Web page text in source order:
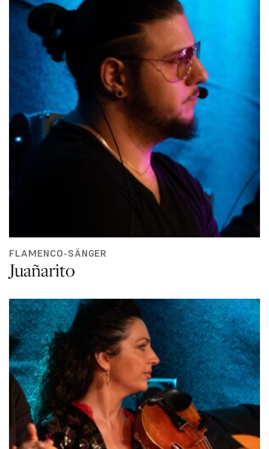
FLAMENCO-SÄNGER
Juañarito